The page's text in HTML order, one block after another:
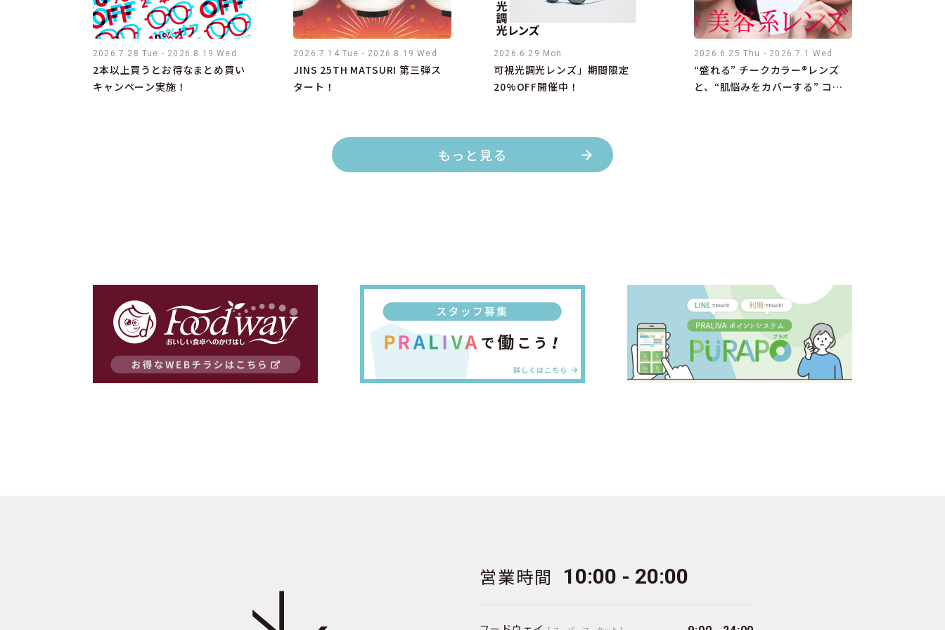
2026.7.28 Tue - 2026.8.19 Wed
2本以上買うとお得なまとめ買い
キャンペーン実施！
2026.7.14 Tue - 2026.8.19 Wed
JINS 25TH MATSURI 第三弾ス
タート！
2026.6.29 Mon
可視光調光レンズ」期間限定
20%OFF開催中！
2026.6.25 Thu - 2026.7.1 Wed
“盛れる” チークカラー®レンズ
と、“肌悩みをカバーする” コン
もっと見る
営業時間 10:00 - 20:00